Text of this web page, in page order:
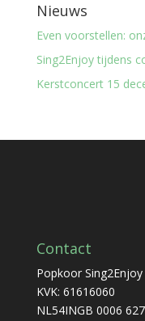
Nieuws
Even voorstellen:
Sing2Enjoy tijdens
Kerstconcert 15
Contact
Popkoor Sing2Enjoy
KVK: 61616060
NL54INGB 0006